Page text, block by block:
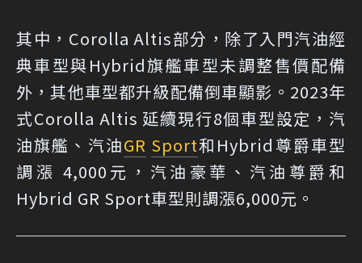
其中，Corolla Altis部分，除了入門汽油經
典車型與Hybrid旗艦車型未調整售價配備
外，其他車型都升級配備倒車顯影。2023年
式Corolla Altis 延續現行8個車型設定，汽
油旗艦、汽油GR Sport和Hybrid尊爵車型
調漲 4,000元，汽油豪華、汽油尊爵和
Hybrid GR Sport車型則調漲6,000元。